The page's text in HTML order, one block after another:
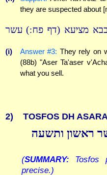
they are suspected about
מציעא (דף פח:) עשר
(i) Answer #3: They rely on
(88b) "Aser Ta'aser
what you sell.
2) TOSFOS DH
ראשון ותשעה
(SUMMARY: Tosfos
precise.)